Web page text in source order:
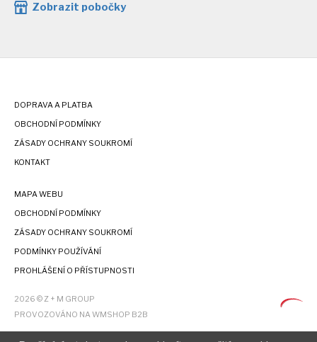
Zobrazit pobočky
DOPRAVA A PLATBA
OBCHODNÍ PODMÍNKY
ZÁSADY OCHRANY SOUKROMÍ
KONTAKT
MAPA WEBU
OBCHODNÍ PODMÍNKY
ZÁSADY OCHRANY SOUKROMÍ
PODMÍNKY POUŽÍVÁNÍ
PROHLÁŠENÍ O PŘÍSTUPNOSTI
2026 © Z + M GROUP
PROVOZOVÁNO NA WMSHOP B2B